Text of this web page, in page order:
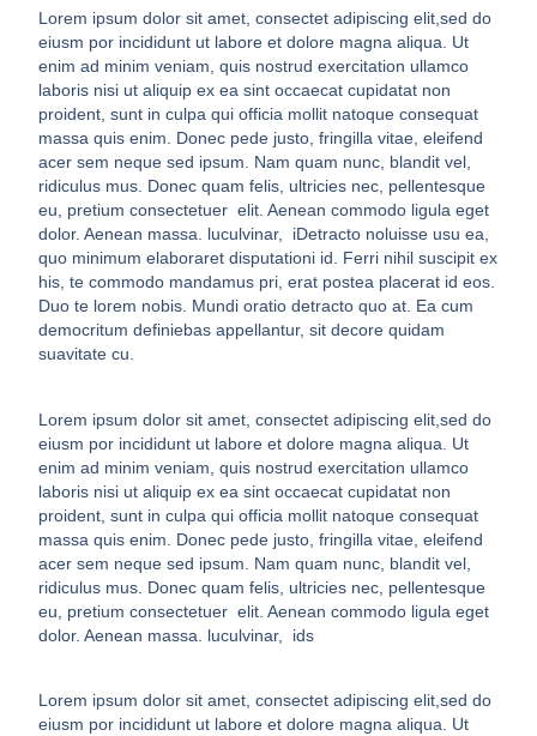
Lorem ipsum dolor sit amet, consectet adipiscing elit,sed do
eiusm por incididunt ut labore et dolore magna aliqua. Ut
enim ad minim veniam, quis nostrud exercitation ullamco
laboris nisi ut aliquip ex ea sint occaecat cupidatat non
proident, sunt in culpa qui officia mollit natoque consequat
massa quis enim. Donec pede justo, fringilla vitae, eleifend
acer sem neque sed ipsum. Nam quam nunc, blandit vel,
ridiculus mus. Donec quam felis, ultricies nec, pellentesque
eu, pretium consectetuer elit. Aenean commodo ligula eget
dolor. Aenean massa. luculvinar, iDetracto noluisse usu ea,
quo minimum elaboraret disputationi id. Ferri nihil suscipit ex
his, te commodo mandamus pri, erat postea placerat id eos.
Duo te lorem nobis. Mundi oratio detracto quo at. Ea cum
democritum definiebas appellantur, sit decore quidam
suavitate cu.
Lorem ipsum dolor sit amet, consectet adipiscing elit,sed do
eiusm por incididunt ut labore et dolore magna aliqua. Ut
enim ad minim veniam, quis nostrud exercitation ullamco
laboris nisi ut aliquip ex ea sint occaecat cupidatat non
proident, sunt in culpa qui officia mollit natoque consequat
massa quis enim. Donec pede justo, fringilla vitae, eleifend
acer sem neque sed ipsum. Nam quam nunc, blandit vel,
ridiculus mus. Donec quam felis, ultricies nec, pellentesque
eu, pretium consectetuer elit. Aenean commodo ligula eget
dolor. Aenean massa. luculvinar, ids
Lorem ipsum dolor sit amet, consectet adipiscing elit,sed do
eiusm por incididunt ut labore et dolore magna aliqua. Ut